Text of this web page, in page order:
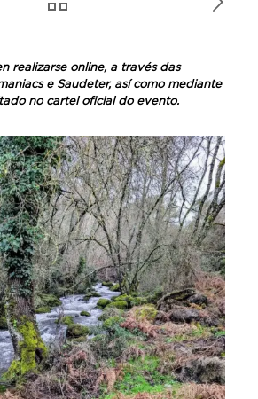
realizarse online, a través das
e Saudeter, así como mediante
no cartel oficial do evento.